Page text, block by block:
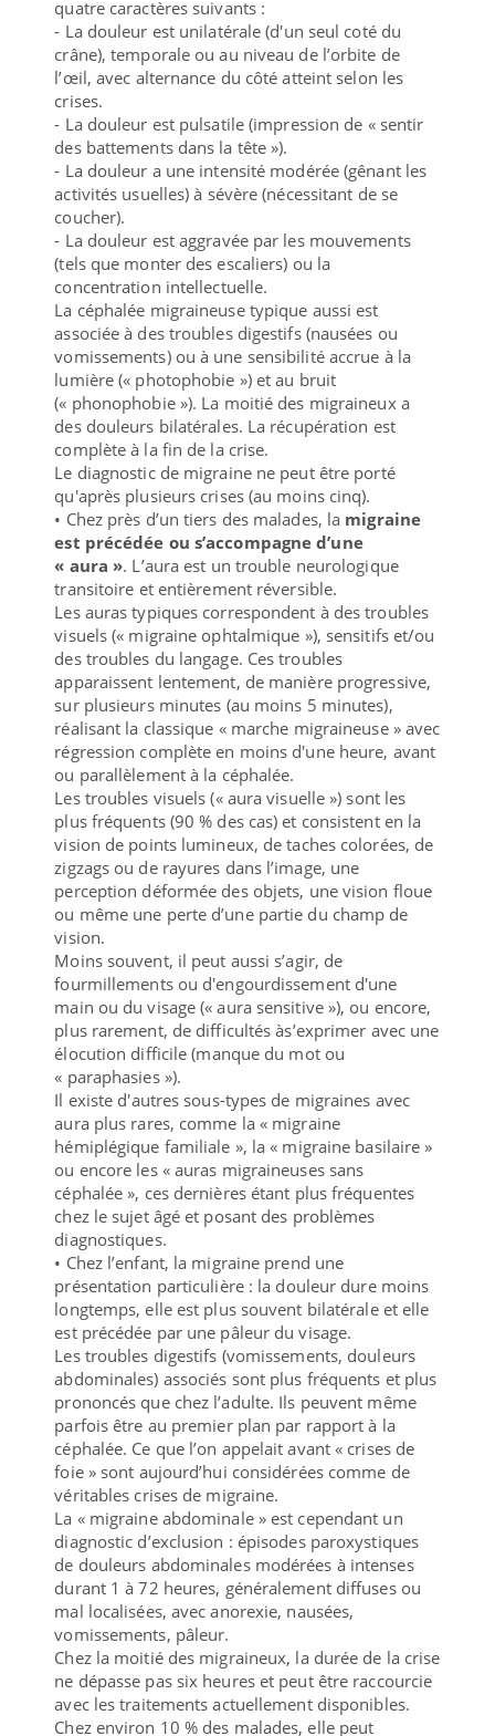
quatre caractères suivants :
- La douleur est unilatérale (d'un seul coté du
crâne), temporale ou au niveau de l’orbite de
l’œil, avec alternance du côté atteint selon les
crises.
- La douleur est pulsatile (impression de « sentir
des battements dans la tête »).
- La douleur a une intensité modérée (gênant les
activités usuelles) à sévère (nécessitant de se
coucher).
- La douleur est aggravée par les mouvements
(tels que monter des escaliers) ou la
concentration intellectuelle.
La céphalée migraineuse typique aussi est
associée à des troubles digestifs (nausées ou
vomissements) ou à une sensibilité accrue à la
lumière (« photophobie ») et au bruit
(« phonophobie »). La moitié des migraineux a
des douleurs bilatérales. La récupération est
complète à la fin de la crise.
Le diagnostic de migraine ne peut être porté
qu'après plusieurs crises (au moins cinq).
• Chez près d’un tiers des malades, la migraine
est précédée ou s’accompagne d’une
« aura ». L’aura est un trouble neurologique
transitoire et entièrement réversible.
Les auras typiques correspondent à des troubles
visuels (« migraine ophtalmique »), sensitifs et/ou
des troubles du langage. Ces troubles
apparaissent lentement, de manière progressive,
sur plusieurs minutes (au moins 5 minutes),
réalisant la classique « marche migraineuse » avec
régression complète en moins d'une heure, avant
ou parallèlement à la céphalée.
Les troubles visuels (« aura visuelle ») sont les
plus fréquents (90 % des cas) et consistent en la
vision de points lumineux, de taches colorées, de
zigzags ou de rayures dans l’image, une
perception déformée des objets, une vision floue
ou même une perte d’une partie du champ de
vision.
Moins souvent, il peut aussi s’agir, de
fourmillements ou d'engourdissement d'une
main ou du visage (« aura sensitive »), ou encore,
plus rarement, de difficultés às’exprimer avec une
élocution difficile (manque du mot ou
« paraphasies »).
Il existe d'autres sous-types de migraines avec
aura plus rares, comme la « migraine
hémiplégique familiale », la « migraine basilaire »
ou encore les « auras migraineuses sans
céphalée », ces dernières étant plus fréquentes
chez le sujet âgé et posant des problèmes
diagnostiques.
• Chez l’enfant, la migraine prend une
présentation particulière : la douleur dure moins
longtemps, elle est plus souvent bilatérale et elle
est précédée par une pâleur du visage.
Les troubles digestifs (vomissements, douleurs
abdominales) associés sont plus fréquents et plus
prononcés que chez l’adulte. Ils peuvent même
parfois être au premier plan par rapport à la
céphalée. Ce que l’on appelait avant « crises de
foie » sont aujourd’hui considérées comme de
véritables crises de migraine.
La « migraine abdominale » est cependant un
diagnostic d’exclusion : épisodes paroxystiques
de douleurs abdominales modérées à intenses
durant 1 à 72 heures, généralement diffuses ou
mal localisées, avec anorexie, nausées,
vomissements, pâleur.
Chez la moitié des migraineux, la durée de la crise
ne dépasse pas six heures et peut être raccourcie
avec les traitements actuellement disponibles.
Chez environ 10 % des malades, elle peut